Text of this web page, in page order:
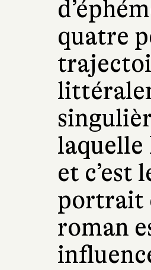
quatre
laquelle
et c’est
portrait
roman